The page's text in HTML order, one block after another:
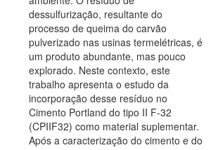
dessulfurização, resultante do
processo de queima do carvão
pulverizado nas usinas termelétricas, é
um produto abundante, mas pouco
explorado. Neste contexto, este
trabalho apresenta o estudo da
incorporação desse resíduo no
Cimento Portland do tipo II F-32
(CPIIF32) como material suplementar.
Após a caracterização do cimento e do